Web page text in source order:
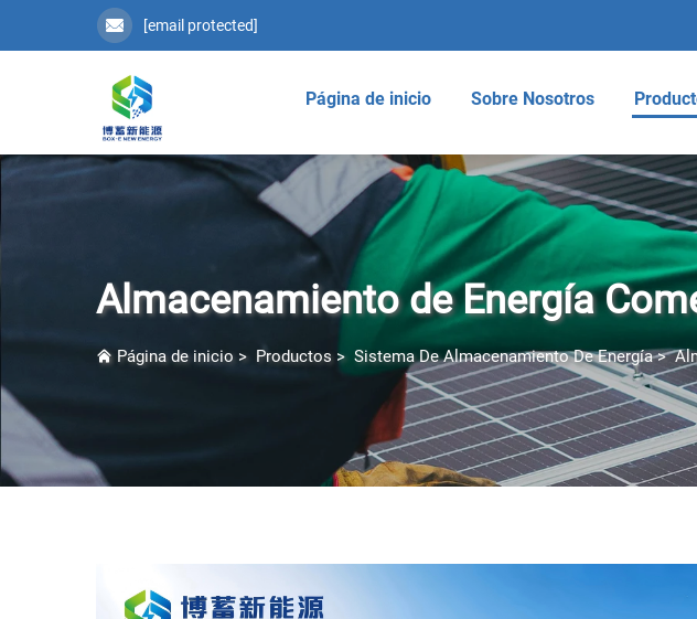
[email protected]
Página de inicio Sobre Nosotros
Almacenamiento de Energía
Página de inicio > Productos > Sistema De Almacenamiento De Energía>